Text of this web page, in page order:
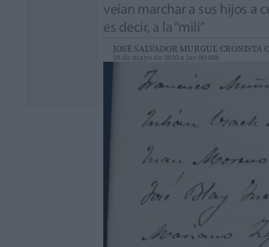
veían marchar a sus hijos a
es decir, a la “mili”
JOSÉ SALVADOR MURGUI. CRONISTA
28 de mayo de 2020 a las 00:00h